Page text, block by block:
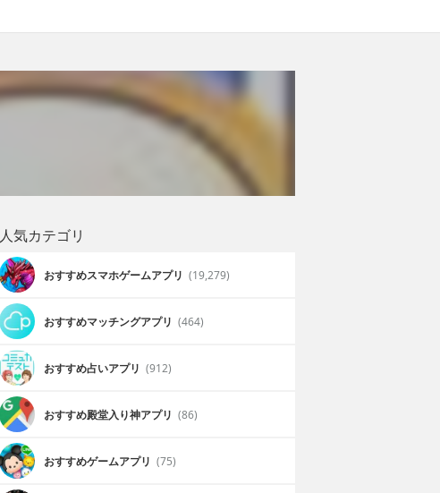
人気カテゴリ
おすすめスマホゲームアプリ (19,279)
おすすめマッチングアプリ (464)
おすすめ占いアプリ (912)
おすすめ殿堂入り神アプリ (86)
おすすめゲームアプリ (75)